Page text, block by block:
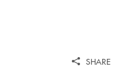
SHARE